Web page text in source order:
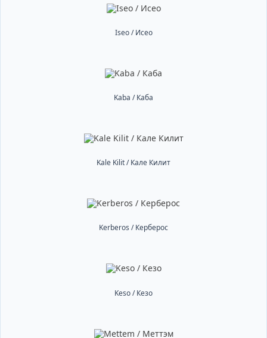
Iseo / Исео
Kaba / Каба
Kale Kilit / Кале Килит
Kerberos / Керберос
Keso / Кезо